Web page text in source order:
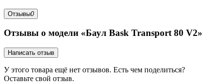
Отзывы0
Отзывы о модели «Баул Bask Transport 80 V2»
Написать отзыв
У этого товара ещё нет отзывов. Есть чем поделиться?
Оставьте свой отзыв.